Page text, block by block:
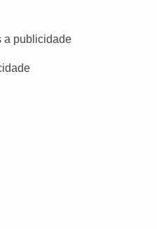
a publicidade